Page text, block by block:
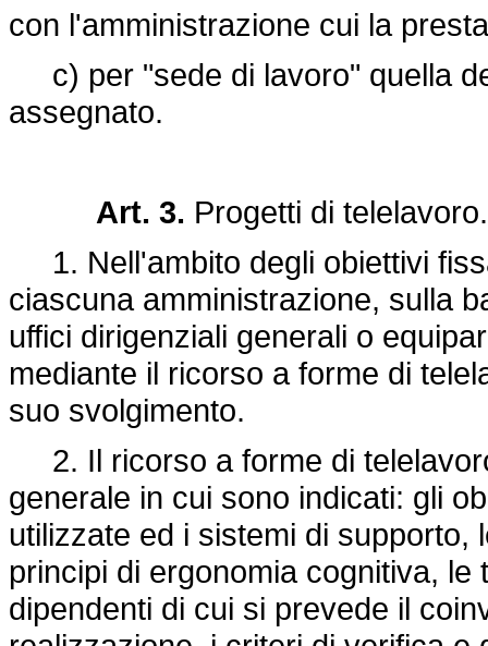
con l'amministrazione cui la
c) per "sede di lavoro" quella
assegnato.
Art. 3. Progetti di telelavoro.
1. Nell'ambito degli obiettivi
ciascuna amministrazione, sulla
uffici dirigenziali generali o
mediante il ricorso a forme di
suo svolgimento.
2. Il ricorso a forme di
generale in cui sono indicati: gli
utilizzate ed i sistemi di supporto,
principi di ergonomia cognitiva,
dipendenti di cui si prevede il